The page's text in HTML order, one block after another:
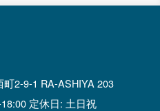
2-9-1 RA-ASHIYA 203
定休日: 土日祝